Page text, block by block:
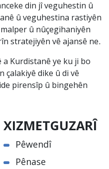
din jî veguhestin û
û veguhestina rastiyên
û nûçegihaniyên
stratejiyên vê ajansê ne.
a Kurdistanê ye ku ji bo
çalakiyê dike û di vê
pirensîp û bingehên
XIZMETGUZARÎ
Pêwendî
Pênase